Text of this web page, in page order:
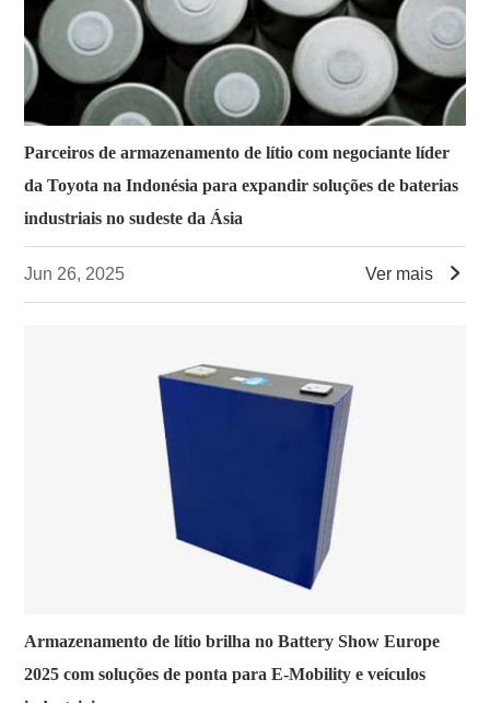
Parceiros de armazenamento de lítio com negociante líder
da Toyota na Indonésia para expandir soluções de baterias
industriais no sudeste da Ásia
Jun 26, 2025 Ver mais 
Armazenamento de lítio brilha no Battery Show Europe
2025 com soluções de ponta para E-Mobility e veículos